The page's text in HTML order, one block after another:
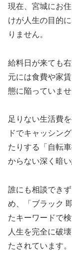
現在、宮城にお
けが人生の目的
りません。
給料日が来ても
元には食費や家
態に陥っていませ
足りない生活費
ドでキャッシン
たりする「自転
からない深く暗
誰にも相談でき
め、「ブラック
たキーワードで
人生を完全に破
たされています。